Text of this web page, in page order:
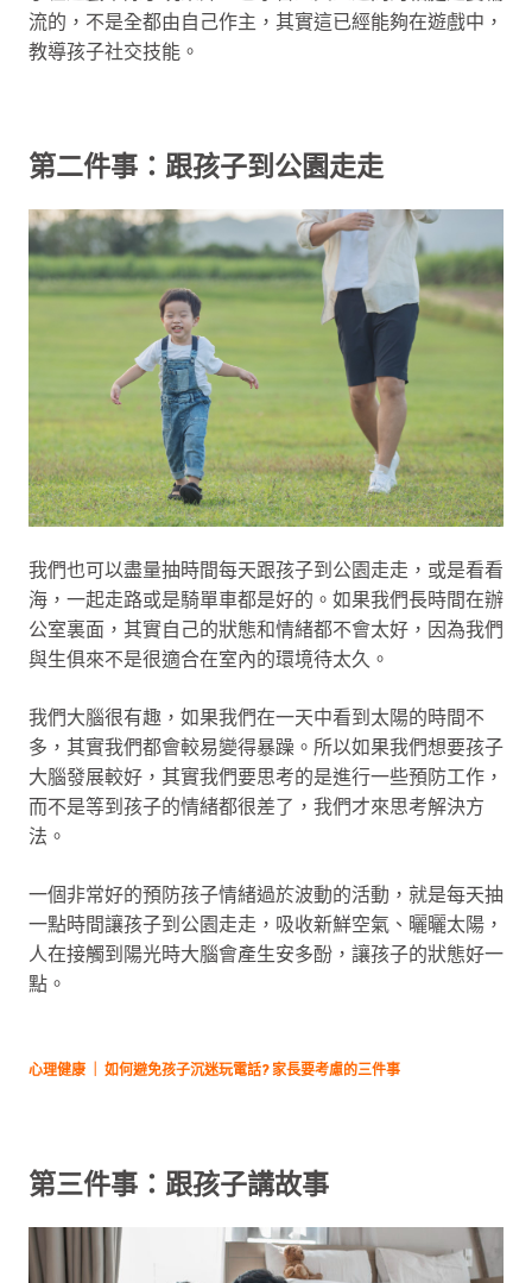
流的，不是全都由自己作主，其實這已經能夠在遊戲中，
教導孩子社交技能。
第二件事：跟孩子到公園走走
我們也可以盡量抽時間每天跟孩子到公園走走，或是看看
海，一起走路或是騎單車都是好的。如果我們長時間在辦
公室裏面，其實自己的狀態和情緒都不會太好，因為我們
與生俱來不是很適合在室內的環境待太久。
我們大腦很有趣，如果我們在一天中看到太陽的時間不
多，其實我們都會較易變得暴躁。所以如果我們想要孩子
大腦發展較好，其實我們要思考的是進行一些預防工作，
而不是等到孩子的情緒都很差了，我們才來思考解決方
法。
一個非常好的預防孩子情緒過於波動的活動，就是每天抽
一點時間讓孩子到公園走走，吸收新鮮空氣、曬曬太陽，
人在接觸到陽光時大腦會產生安多酚，讓孩子的狀態好一
點。
心理健康 ｜ 如何避免孩子沉迷玩電話? 家長要考慮的三件事
第三件事：跟孩子講故事